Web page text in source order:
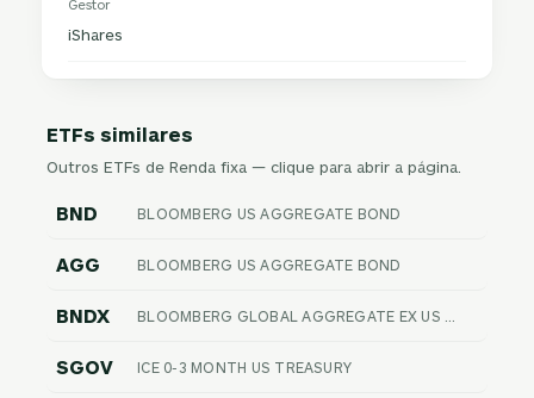
Gestor
iShares
ETFs similares
Outros ETFs de Renda fixa — clique para abrir a página.
BND BLOOMBERG US AGGREGATE BOND
AGG BLOOMBERG US AGGREGATE BOND
BNDX
SGOV ICE 0-3 MONTH US TREASURY